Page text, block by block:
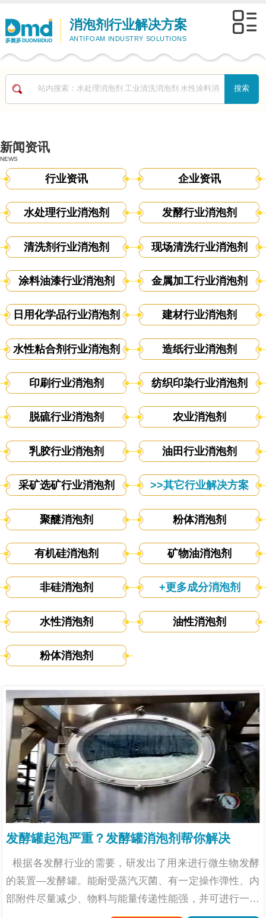
消泡剂行业解决方案
ANTIFOAM INDUSTRY SOLUTIONS
新闻资讯
NEWS
行业资讯 企业资讯
水处理行业消泡剂 发酵行业消泡剂
清洗剂行业消泡剂 现场清洗行业消泡剂
涂料油漆行业消泡剂 金属加工行业消泡剂
日用化学品行业消泡剂 建材行业消泡剂
水性粘合剂行业消泡剂 造纸行业消泡剂
印刷行业消泡剂 纺织印染行业消泡剂
脱硫行业消泡剂 农业消泡剂
乳胶行业消泡剂 油田行业消泡剂
采矿选矿行业消泡剂 >>其它行业解决方案
聚醚消泡剂 粉体消泡剂
有机硅消泡剂 矿物油消泡剂
非硅消泡剂 +更多成分消泡剂
水性消泡剂 油性消泡剂
粉体消泡剂
发酵罐起泡严重？发酵罐消泡剂帮你解决
根据各发酵行业的需要，研发出了用来进行微生物发酵
的装置—发酵罐。能耐受蒸汽灭菌、有一定操作弹性、内
部附件尽量减少、物料与能量传递性能强，并可进行一定